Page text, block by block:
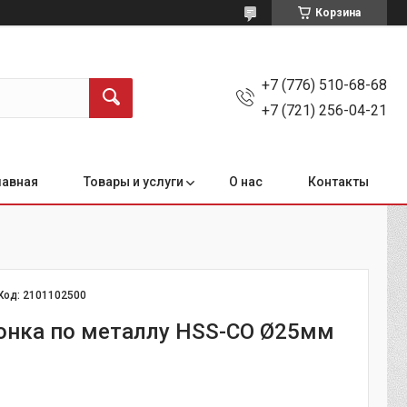
Корзина
+7 (776) 510-68-68
+7 (721) 256-04-21
Товары и услуги О нас Контакты
2101102500
по металлу HSS-CO Ø25мм